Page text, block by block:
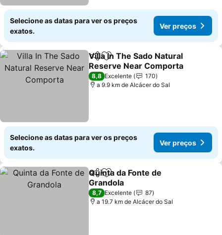
Selecione as datas para ver os preços
exatos.
Ver preços
PartilharAdicionar aos favoritos
Villa In The Sado Natural
Reserve Near Comporta
Ver preços
8,8 Excelente
170
a 9.9 km de Alcácer do Sal
Selecione as datas para ver os preços
exatos.
Ver preços
PartilharAdicionar aos favoritos
Quinta da Fonte de
Grandola
Ver preços
8,7 Excelente
87
a 19.7 km de Alcácer do Sal